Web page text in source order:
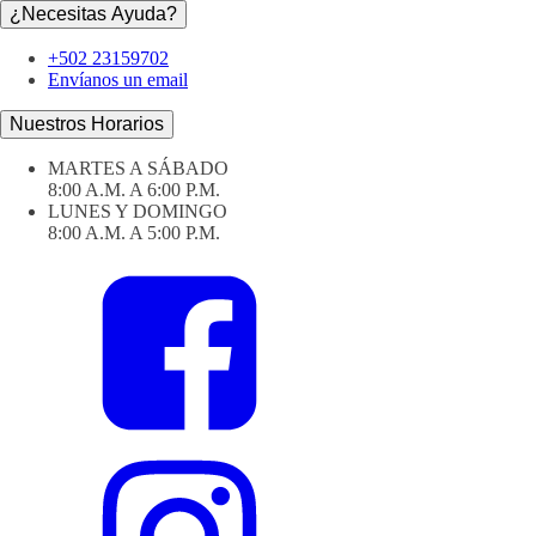
¿Necesitas Ayuda?
+502 23159702
Envíanos un email
Nuestros Horarios
MARTES A SÁBADO
8:00 A.M. A 6:00 P.M.
LUNES Y DOMINGO
8:00 A.M. A 5:00 P.M.